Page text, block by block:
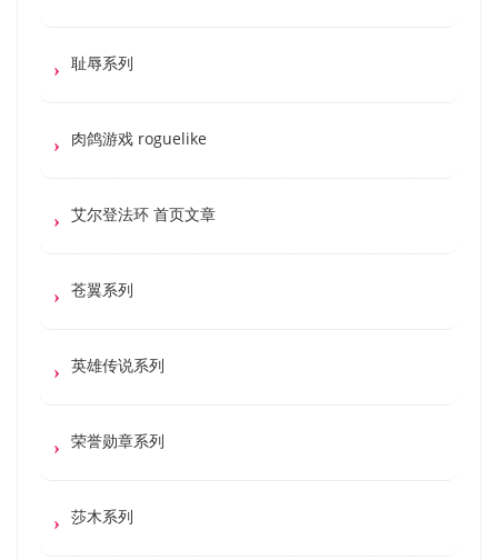
耻辱系列
肉鸽游戏 roguelike
艾尔登法环 首页文章
苍翼系列
英雄传说系列
荣誉勋章系列
莎木系列